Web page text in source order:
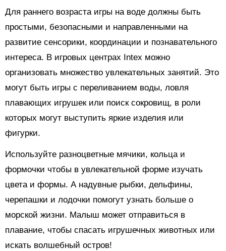
Для раннего возраста игры на воде должны быть
простыми, безопасными и направленными на
развитие сенсорики, координации и познавательного
интереса. В игровых центрах Intex можно
организовать множество увлекательных занятий. Это
могут быть игры с переливанием воды, ловля
плавающих игрушек или поиск сокровищ, в роли
которых могут выступить яркие изделия или
фигурки.
Используйте разноцветные мячики, кольца и
формочки чтобы в увлекательной форме изучать
цвета и формы. А надувные рыбки, дельфины,
черепашки и лодочки помогут узнать больше о
морской жизни. Малыш может отправиться в
плавание, чтобы спасать игрушечных животных или
искать волшебный остров!